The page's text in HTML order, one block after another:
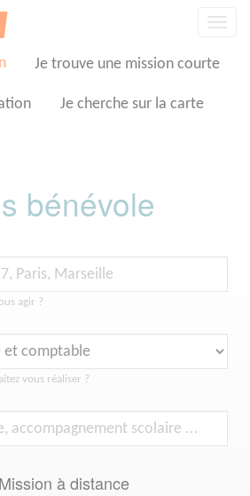
Je trouve une mission courte
Je cherche sur la carte
bénévole
agir ?
vous réaliser ?
Mission à distance